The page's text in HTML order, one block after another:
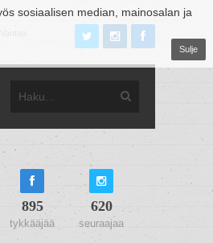
sosiaalisen median, mainosalan ja
Sulje
895
tykkääjää
620
seuraajaa